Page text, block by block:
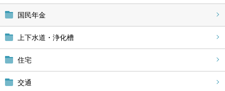
国民年金
上下水道・浄化槽
住宅
交通